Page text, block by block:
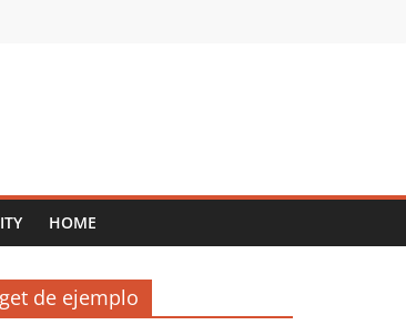
HOME
de ejemplo